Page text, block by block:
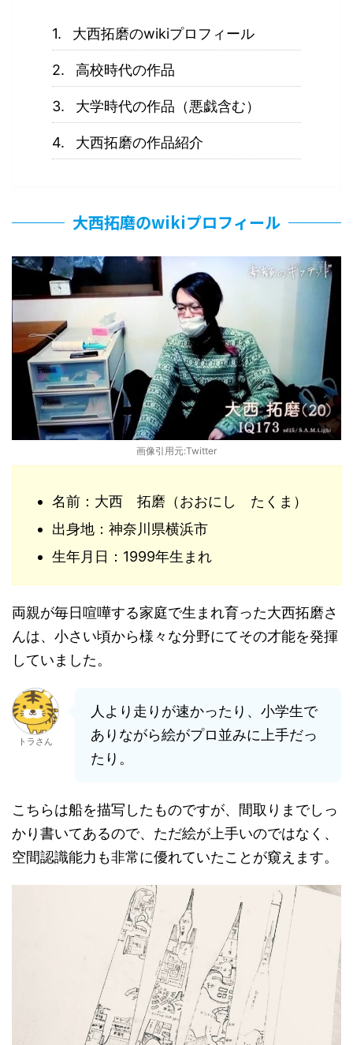
大西拓磨のwikiプロフィール
高校時代の作品
大学時代の作品（悪戯含む）
大西拓磨の作品紹介
大西拓磨のwikiプロフィール
画像引用元:Twitter
名前：大西 拓磨（おおにし たくま）
出身地：神奈川県横浜市
生年月日：1999年生まれ
両親が毎日喧嘩する家庭で生まれ育った大西拓磨さ
んは、小さい頃から様々な分野にてその才能を発揮
していました。
トラさん
人より走りが速かったり、小学生で
ありながら絵がプロ並みに上手だっ
たり。
こちらは船を描写したものですが、間取りまでしっ
かり書いてあるので、ただ絵が上手いのではなく、
空間認識能力も非常に優れていたことが窺えます。